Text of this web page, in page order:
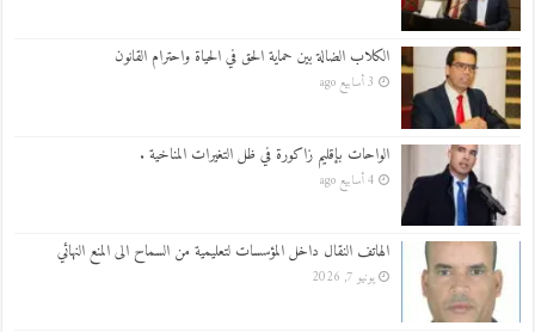
الكلاب الضالة بين حماية الحق في الحياة واحترام القانون
3 أسابيع ago
الواحات بإقليم زاكورة في ظل التغيرات المناخية .
4 أسابيع ago
الهاتف النقال داخل المؤسسات لتعليمية من السماح الى المنع النهائي
يونيو 7, 2026